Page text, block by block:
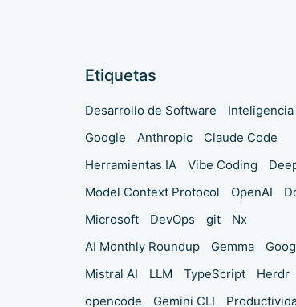
Etiquetas
Desarrollo de Software
Google
Anthropic
Claude Code
Herramientas IA
Vibe Coding
Model Context Protocol
OpenAI
Microsoft
DevOps git
Nx
AI Monthly Roundup
Gemma
Mistral AI
LLM TypeScript Herdr
opencode
Gemini CLI